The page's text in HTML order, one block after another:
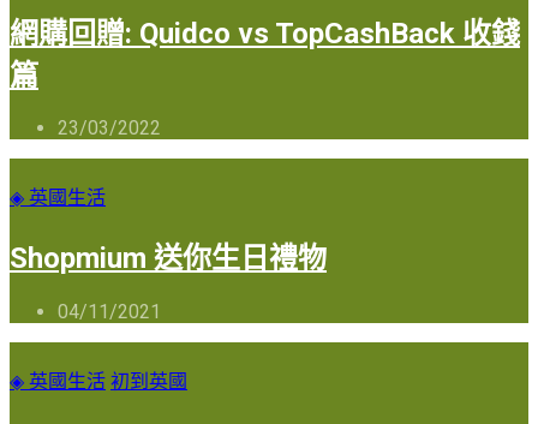
網購回贈: Quidco vs TopCashBack 收錢
篇
23/03/2022
◈ 英國生活
Shopmium 送你生日禮物
04/11/2021
◈ 英國生活 初到英國